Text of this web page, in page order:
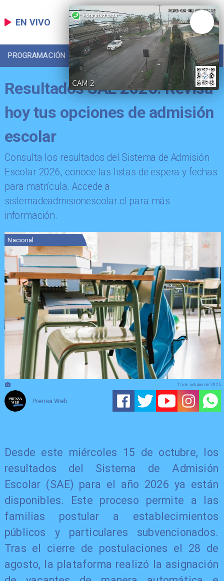
EN VIVO
PROGRAMACIÓN LOCAL DEPORTES
Resultados SAE 2026: Revisa
hoy tus opciones de admisión
escolar
Consulta los resultados del Sistema de Admisión
Escolar 2026, conoce las listas de espera y fechas
para matrícula. Accede a
sistemadeadmisionescolar.cl para más
información.
Nacional
Prensa Web
15 de octubre de 2025
Desde este miércoles 15 de octubre, los
resultados del Sistema de Admisión
Escolar (SAE) para el año 2026 ya están
disponibles. Este proceso permite a las
familias postular a establecimientos
públicos y particulares subvencionados.
Tras el cierre de postulaciones el 28 de
agosto, la plataforma realizó la asignación